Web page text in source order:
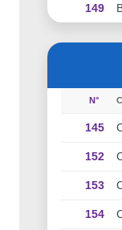
149
N°
145
152
153
154